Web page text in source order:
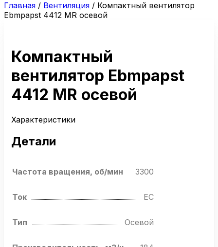
Главная / Вентиляция / Компактный вентилятор
Ebmpapst 4412 MR осевой
Компактный
вентилятор Ebmpapst
4412 MR осевой
Характеристики
Детали
Частота вращения, об/мин 3300
Ток EC
Тип Осевой